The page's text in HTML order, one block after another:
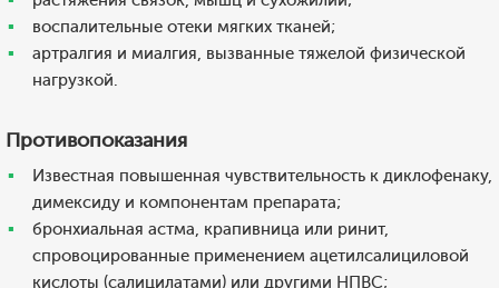
воспалительные отеки мягких тканей;
артралгия и миалгия, вызванные тяжелой физической
нагрузкой.
Противопоказания
Известная повышенная чувствительность к диклофенаку,
димексиду и компонентам препарата;
бронхиальная астма, крапивница или ринит,
спровоцированные применением ацетилсалициловой
кислоты (салицилатами) или другими НПВС;